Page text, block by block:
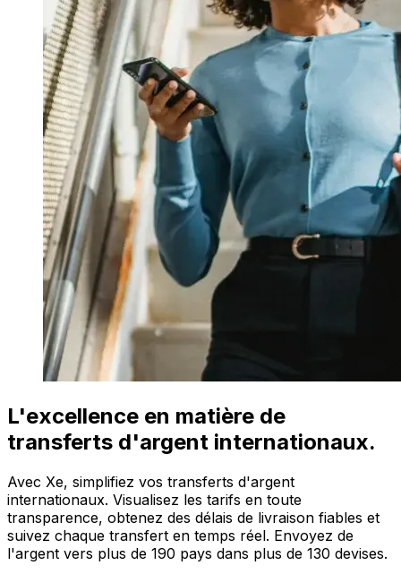
L'excellence en matière de
transferts d'argent internationaux.
Avec Xe, simplifiez vos transferts d'argent
internationaux. Visualisez les tarifs en toute
transparence, obtenez des délais de livraison fiables et
suivez chaque transfert en temps réel. Envoyez de
l'argent vers plus de 190 pays dans plus de 130 devises.